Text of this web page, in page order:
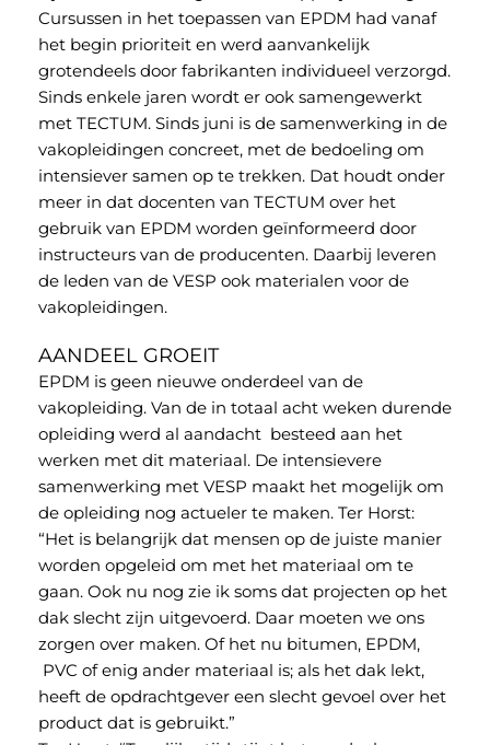
Cursussen in het toepassen van EPDM had vanaf
het begin prioriteit en werd aanvankelijk
grotendeels door fabrikanten individueel verzorgd.
Sinds enkele jaren wordt er ook samengewerkt
met TECTUM. Sinds juni is de samenwerking in de
vakopleidingen concreet, met de bedoeling om
intensiever samen op te trekken. Dat houdt onder
meer in dat docenten van TECTUM over het
gebruik van EPDM worden geïnformeerd door
instructeurs van de producenten. Daarbij leveren
de leden van de VESP ook materialen voor de
vakopleidingen.
AANDEEL GROEIT
EPDM is geen nieuwe onderdeel van de
vakopleiding. Van de in totaal acht weken durende
opleiding werd al aandacht besteed aan het
werken met dit materiaal. De intensievere
samenwerking met VESP maakt het mogelijk om
de opleiding nog actueler te maken. Ter Horst:
“Het is belangrijk dat mensen op de juiste manier
worden opgeleid om met het materiaal om te
gaan. Ook nu nog zie ik soms dat projecten op het
dak slecht zijn uitgevoerd. Daar moeten we ons
zorgen over maken. Of het nu bitumen, EPDM,
PVC of enig ander materiaal is; als het dak lekt,
heeft de opdrachtgever een slecht gevoel over het
product dat is gebruikt.”